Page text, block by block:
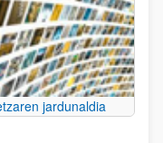
jardunaldia